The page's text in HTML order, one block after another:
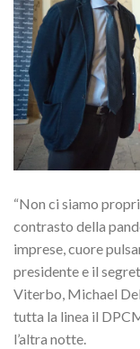
“Non ci siamo
contrasto della
imprese, cuore
presidente e il
Viterbo, Michael
tutta la linea il
l’altra notte.